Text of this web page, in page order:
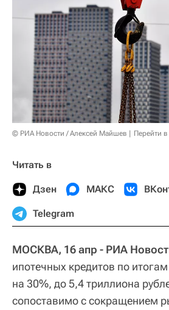
© РИА Новости / Алексей Майшев Перейти
Читать в
Дзен МАКС
Telegram
МОСКВА, 16 апр - РИА
ипотечных кредитов по
на 30%, до 5,4 триллиона
сопоставимо с сокращением